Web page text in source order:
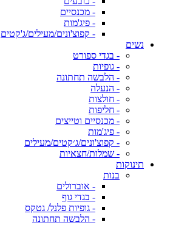
- מכנסיים
- פיג'מות
- קפוצ'ונים/מעילים/ג'קטים
נשים
- בגדי ספורט
- גופיות
- הלבשה תחתונה
- הנעלה
- חולצות
- חליפות
- מכנסיים וטייצים
- פיג'מות
- קפוצ'ונים/ג׳קטים/מעילים
- שמלות/חצאיות
תינוקות
בנות
- אוברולים
- בגדי גוף
- גופיות פלנל/ גטקס
- הלבשה תחתונה